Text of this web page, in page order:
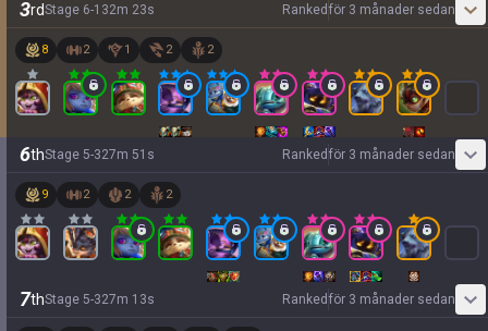
3rdStage 6-1 32m 23s Ranked för 3 månader sedan
8 2 1 2 2
6thStage 5-327m 51 s Ranked för 3 månader sedan
9 2 2 2
7thStage 5-327m 13s Ranked för 3 månader sedan